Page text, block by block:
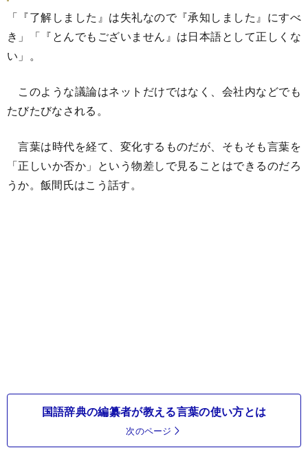
「『了解しました』は失礼なので『承知しました』にすべ
き」「『とんでもございません』は日本語として正しくな
い」。
このような議論はネットだけではなく、会社内などでも
たびたびなされる。
言葉は時代を経て、変化するものだが、そもそも言葉を
「正しいか否か」という物差しで見ることはできるのだろ
うか。飯間氏はこう話す。
国語辞典の編纂者が教える言葉の使い方とは
次のページ